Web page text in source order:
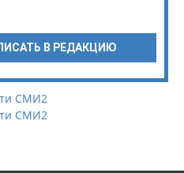
В РЕДАКЦИЮ
СМИ2
СМИ2